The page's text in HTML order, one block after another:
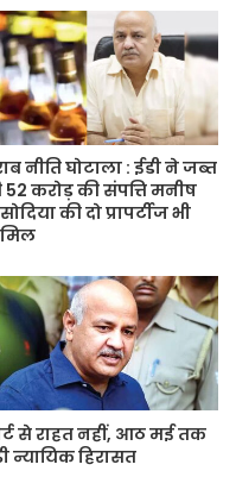
नीति घोटाला : ईडी ने जब्त
52 करोड़ की संपत्ति मनीष
की दो प्रापर्टीज भी
से राहत नहीं, आठ मई तक
न्यायिक हिरासत